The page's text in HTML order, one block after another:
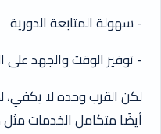
- سهولة المتابعة الدورية
- توفير الوقت والجهد على
لكن القرب وحده لا
أيضًا متكامل الخدمات مثل